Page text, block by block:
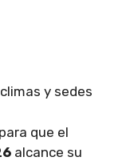
y sedes
que el
alcance su